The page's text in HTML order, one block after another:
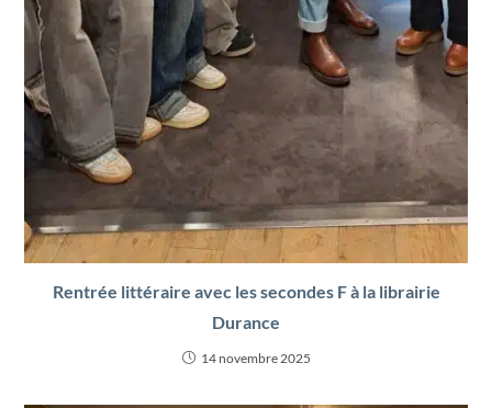
Rentrée littéraire avec les secondes F à la librairie
Durance
14 novembre 2025